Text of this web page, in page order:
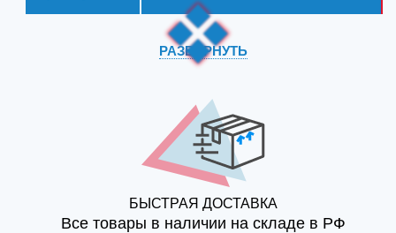
РАЗВЕРНУТЬ
БЫСТРАЯ ДОСТАВКА
Все товары в наличии на складе в РФ